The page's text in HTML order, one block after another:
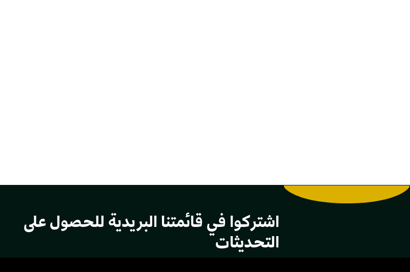
اشتركوا في قائمتنا البريدية للحصول على
التحديثات